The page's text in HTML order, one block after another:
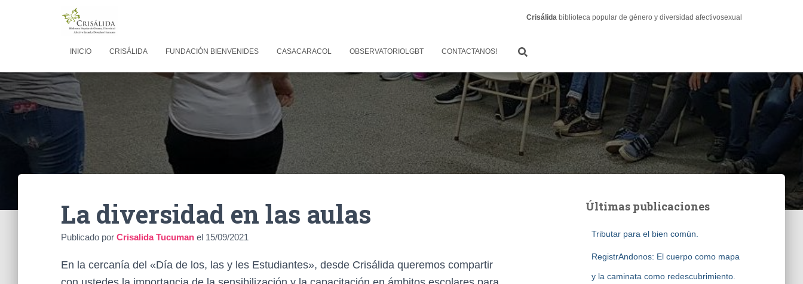
Crisálida biblioteca popular de género y diversidad afectivosexual
INICIO CRISÁLIDA FUNDACIÓN BIENVENIDES CASACARACOL OBSERVATORIOLGBT CONTACTANOS!
La diversidad en las aulas
Publicado por Crisalida Tucuman el 15/09/2021
En la cercanía del «Día de los, las y les Estudiantes», desde Crisálida queremos compartir
Últimas publicaciones
Tributar para el bien común.
RegistrAndonos: El cuerpo como mapa
y la caminata como redescubrimiento.